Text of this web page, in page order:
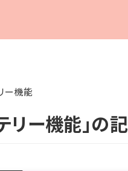
ー機能
リー機能」の